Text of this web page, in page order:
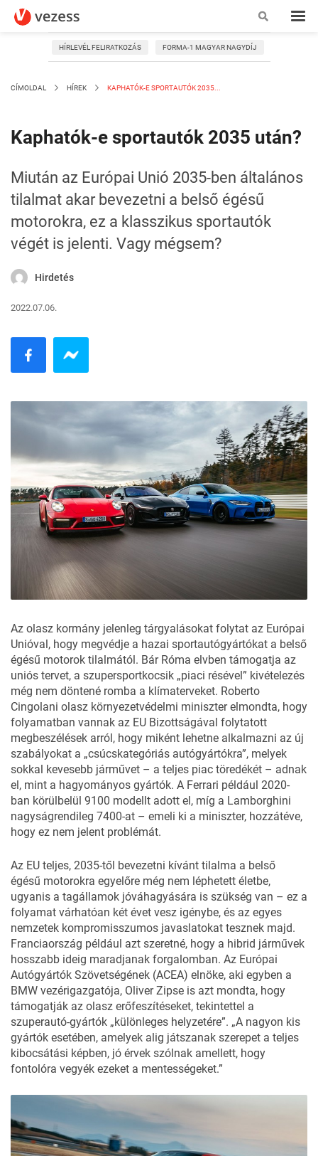
HÍRLEVÉL FELIRATKOZÁS FORMA-1 MAGYAR NAGYDÍJ
CÍMOLDAL HÍREK KAPHATÓK-E SPORTAUTÓK 2035...
Kaphatók-e sportautók 2035 után?
Miután az Európai Unió 2035-ben általános
tilalmat akar bevezetni a belső égésű
motorokra, ez a klasszikus sportautók
végét is jelenti. Vagy mégsem?
Hirdetés
2022.07.06.
Az olasz kormány jelenleg tárgyalásokat folytat az Európai
Unióval, hogy megvédje a hazai sportautógyártókat a belső
égésű motorok tilalmától. Bár Róma elvben támogatja az
uniós tervet, a szupersportkocsik „piaci résével” kivételezés
még nem döntené romba a klímaterveket. Roberto
Cingolani olasz környezetvédelmi miniszter elmondta, hogy
folyamatban vannak az EU Bizottságával folytatott
megbeszélések arról, hogy miként lehetne alkalmazni az új
szabályokat a „csúcskategóriás autógyártókra”, melyek
sokkal kevesebb járművet – a teljes piac töredékét – adnak
el, mint a hagyományos gyártók. A Ferrari például 2020-
ban körülbelül 9100 modellt adott el, míg a Lamborghini
nagyságrendileg 7400-at – emeli ki a miniszter, hozzátéve,
hogy ez nem jelent problémát.
Az EU teljes, 2035-től bevezetni kívánt tilalma a belső
égésű motorokra egyelőre még nem léphetett életbe,
ugyanis a tagállamok jóváhagyására is szükség van – ez a
folyamat várhatóan két évet vesz igénybe, és az egyes
nemzetek kompromisszumos javaslatokat tesznek majd.
Franciaország például azt szeretné, hogy a hibrid járművek
hosszabb ideig maradjanak forgalomban. Az Európai
Autógyártók Szövetségének (ACEA) elnöke, aki egyben a
BMW vezérigazgatója, Oliver Zipse is azt mondta, hogy
támogatják az olasz erőfeszítéseket, tekintettel a
szuperautó-gyártók „különleges helyzetére”. „A nagyon kis
gyártók esetében, amelyek alig játszanak szerepet a teljes
kibocsátási képben, jó érvek szólnak amellett, hogy
fontolóra vegyék ezeket a mentességeket.”